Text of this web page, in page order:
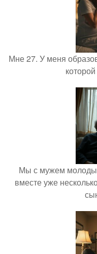
Мне 27. У меня
Мы с мужем
вместе уже